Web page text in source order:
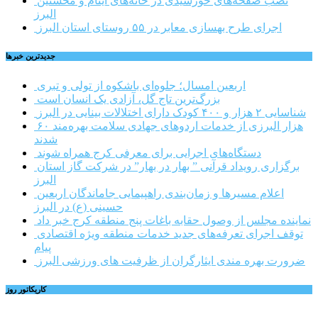
البرز
اجرای طرح بهسازی معابر در ۵۵ روستای استان البرز
جديدترين خبرها
اربعین امسال؛ جلوه‌ای باشکوه از تولی و تبری
بزرگ‌ترین تاج گل، آزادی یک انسان است
شناسایی ۲ هزار و ۴۰۰ کودک دارای اختلالات بینایی در البرز
۶۰ هزار البرزی از خدمات اردوهای جهادی سلامت بهره‌مند
شدند
دستگاه‌های اجرایی برای معرفی کرج همراه شوند
البرز
حسینی (ع) در البرز
نماینده مجلس از وصول حقابه باغات پنج منطقه کرج خبر داد
پیام
ضرورت بهره مندی ایثارگران از ظرفیت های ورزشی البرز
کاریکاتور روز